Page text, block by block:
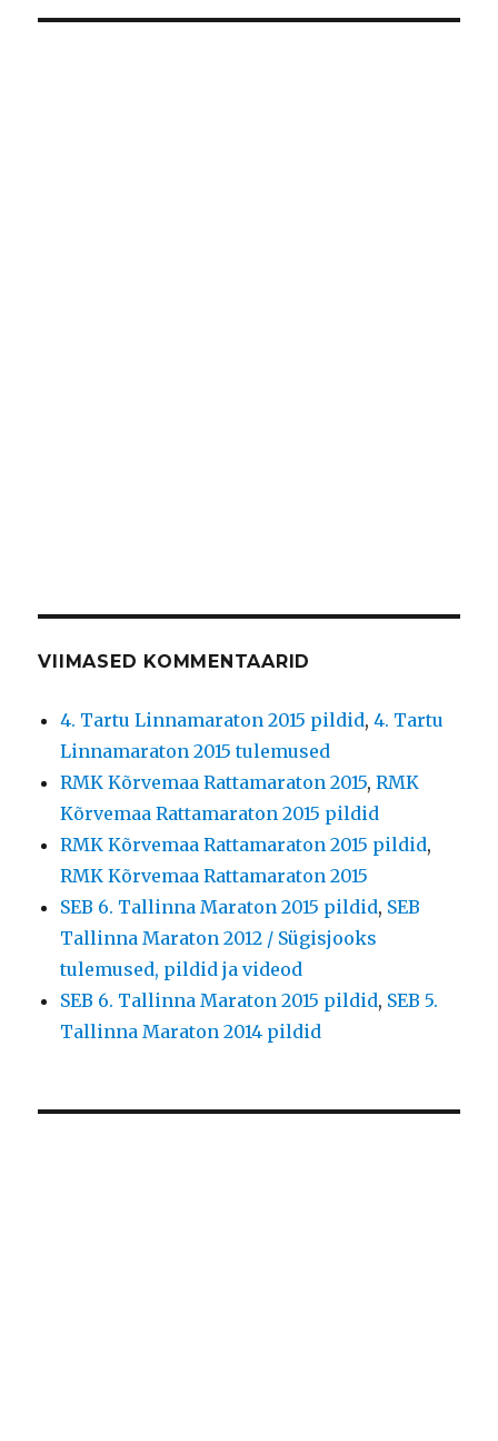
VIIMASED KOMMENTAARID
4. Tartu Linnamaraton 2015 pildid,4. Tartu
Linnamaraton 2015 tulemused
RMK Kõrvemaa Rattamaraton 2015,RMK
Kõrvemaa Rattamaraton 2015 pildid
RMK Kõrvemaa Rattamaraton 2015 pildid,
RMK Kõrvemaa Rattamaraton 2015
SEB 6. Tallinna Maraton 2015 pildid, SEB
Tallinna Maraton 2012 / Sügisjooks
tulemused, pildid ja videod
SEB 6. Tallinna Maraton 2015 pildid, SEB 5.
Tallinna Maraton 2014 pildid